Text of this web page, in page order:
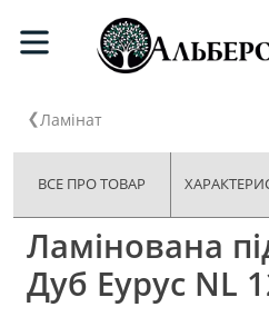
Ламінат
ВСЕ ПРО ТОВАР
Ламінована
Дуб Еурус NL